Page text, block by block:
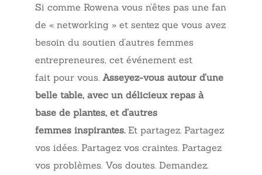
Si comme Rowena vous n’êtes pas une fan
de « networking » et sentez que vous avez
besoin du soutien d’autres femmes
entrepreneures, cet événement est
fait pour vous. Asseyez-vous autour d’une
belle table, avec un délicieux repas à
base de plantes, et d’autres
femmes inspirantes.Et partagez. Partagez
vos idées. Partagez vos craintes. Partagez
vos problèmes. Vos doutes. Demandez.